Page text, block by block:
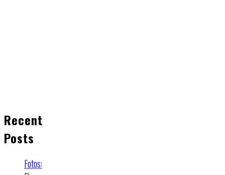
Recent
Posts
Fotos: